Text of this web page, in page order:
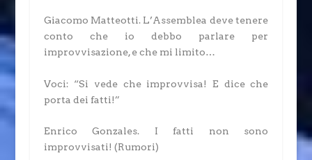
Giacomo Matteotti. L’Assemblea deve tenere
conto che io debbo parlare per
improvvisazione, e che mi limito…
Voci: “Si vede che improvvisa! E dice che
porta dei fatti!”
Enrico Gonzales. I fatti non sono
improvvisati! (Rumori)